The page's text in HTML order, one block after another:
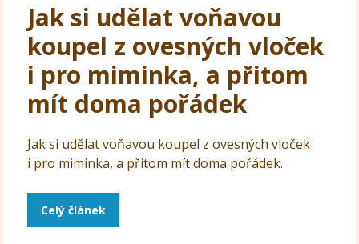
Jak si udělat voňavou
koupel z ovesných vloček
i pro miminka, a přitom
mít doma pořádek
Jak si udělat voňavou koupel z ovesných vloček
i pro miminka, a přitom mít doma pořádek.
Celý článek